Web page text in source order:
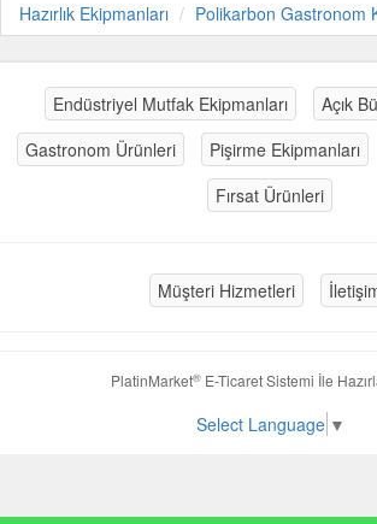
Hazırlık Ekipmanları Polikarbon Gastronom
Endüstriyel Mutfak Ekipmanları
Açık
Gastronom Ürünleri
Pişirme Ekipmanları
Fırsat Ürünleri
Müşteri Hizmetleri
PlatinMarket®E-Ticaret Sistemi İle
Select Language ▼